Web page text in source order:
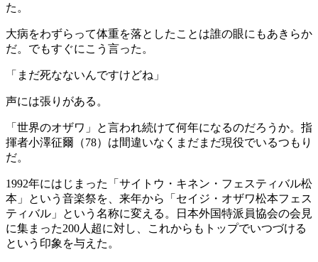
た。
大病をわずらって体重を落としたことは誰の眼にもあきらか
だ。でもすぐにこう言った。
「まだ死なないんですけどね」
声には張りがある。
「世界のオザワ」と言われ続けて何年になるのだろうか。指
揮者小澤征爾（78）は間違いなくまだまだ現役でいるつもり
だ。
1992年にはじまった「サイトウ・キネン・フェスティバル松
本」という音楽祭を、来年から「セイジ・オザワ松本フェス
ティバル」という名称に変える。日本外国特派員協会の会見
に集まった200人超に対し、これからもトップでいつづける
という印象を与えた。